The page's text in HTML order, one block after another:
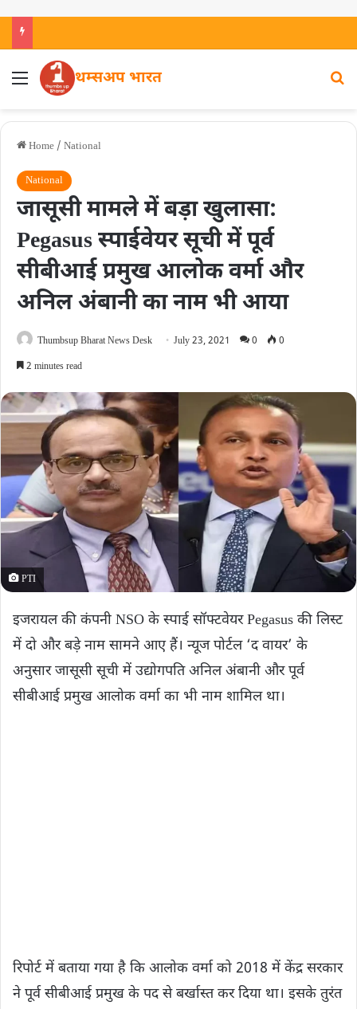
थम्सअप भारत
Home / National
National
जासूसी मामले में बड़ा खुलासा:
Pegasus स्पाईवेयर सूची में पूर्व
सीबीआई प्रमुख आलोक वर्मा और
अनिल अंबानी का नाम भी आया
Thumbsup Bharat News Desk July 23, 2021 0
0
2 minutes read
PTI
इजरायल की कंपनी NSO के स्पाई सॉफ्टवेयर Pegasus की लिस्ट
में दो और बड़े नाम सामने आए हैं। न्यूज पोर्टल ‘द वायर’ के
अनुसार जासूसी सूची में उद्योगपति अनिल अंबानी और पूर्व
सीबीआई प्रमुख आलोक वर्मा का भी नाम शामिल था।
रिपोर्ट में बताया गया है कि आलोक वर्मा को 2018 में केंद्र सरकार
ने पूर्व सीबीआई प्रमुख के पद से बर्खास्त कर दिया था। इसके तुरंत